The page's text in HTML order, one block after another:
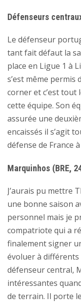
Défenseurs
Le défenseur
tant fait défaut la
place en Ligue 1 à
s’est même
corner et c’est tout
cette équipe. Son
assurée une
encaissés il s’agit
défense de France
Marquinhos (BRE,
J’aurais pu mettre
une bonne saison
personnel mais je
compatriote qui a
finalement signer
évoluer à différents
défenseur central,
intéressantes
de terrain. Il porte